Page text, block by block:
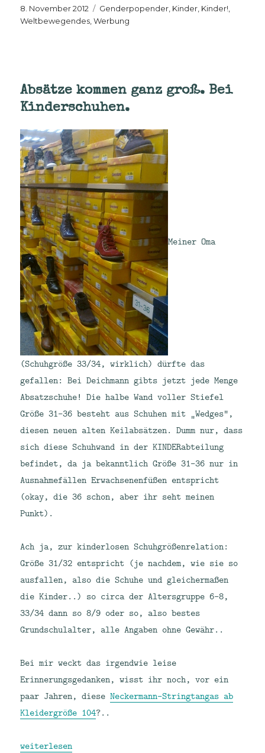
Veröffentlicht
am
8. November 2012 Kategorien
Genderpopender Kinder, Kinder!
Weltbewegendes ,Werbung
Absätze kommen ganz groß. Bei
Kinderschuhen.
Meiner Oma
(Schuhgröße 33/34, wirklich) dürfte das
gefallen: Bei Deichmann gibts jetzt jede Menge
Absatzschuhe! Die halbe Wand voller Stiefel
Größe 31-36 besteht aus Schuhen mit „Wedges“,
diesen neuen alten Keilabsätzen. Dumm nur, dass
sich diese Schuhwand in der KINDERabteilung
befindet, da ja bekanntlich Größe 31-36 nur in
Ausnahmefällen Erwachsenenfüßen entspricht
(okay, die 36 schon, aber ihr seht meinen
Punkt).
Ach ja, zur kinderlosen Schuhgrößenrelation:
Größe 31/32 entspricht (je nachdem, wie sie so
ausfallen, also die Schuhe und gleichermaßen
die Kinder..) so circa der Altersgruppe 6-8,
33/34 dann so 8/9 oder so, also bestes
Grundschulalter, alle Angaben ohne Gewähr..
Bei mir weckt das irgendwie leise
Erinnerungsgedanken, wisst ihr noch, vor ein
paar Jahren, dieseNeckermann-Stringtangas ab
Kleidergröße 104?..
„Absätze kommen ganz groß. Bei Kinderschuhen.“
weiterlesen